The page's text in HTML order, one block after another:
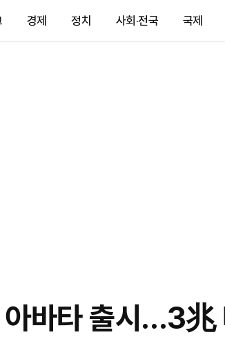
경제 정치 사회·전국 국제
바타 출시…3兆